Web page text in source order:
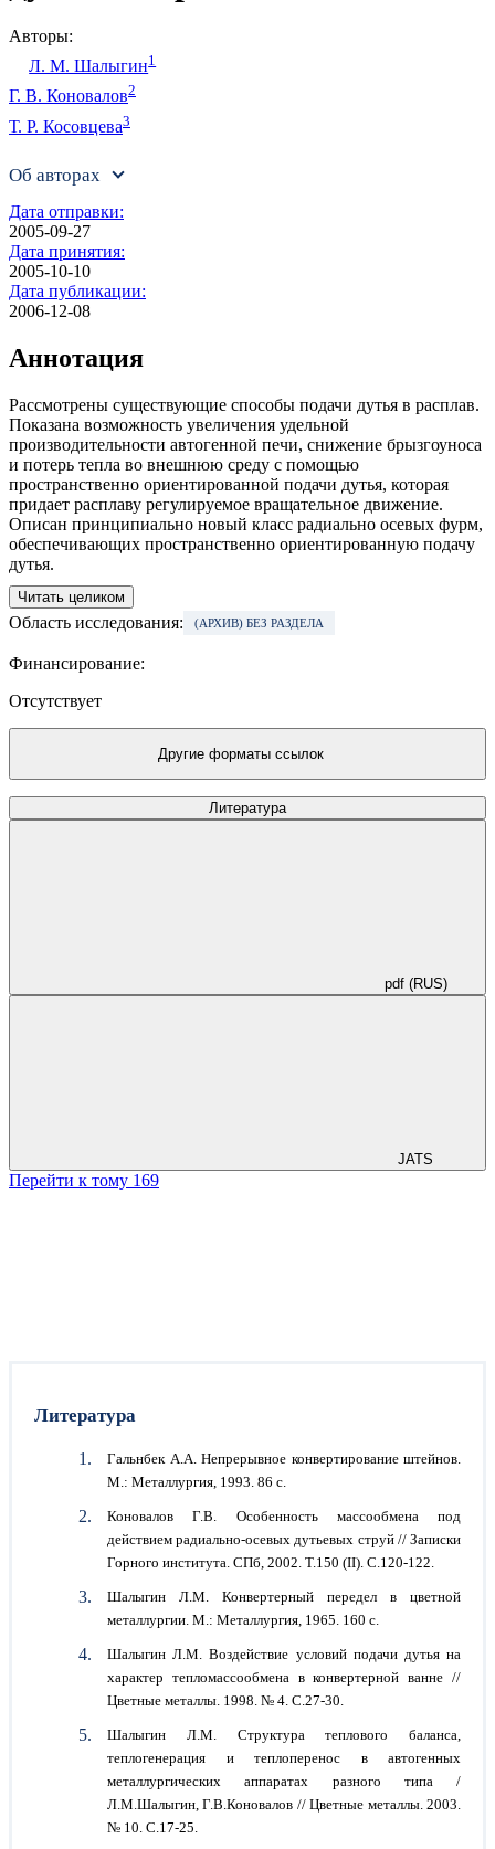
Авторы:
Л. М. Шалыгин1
Г. В. Коновалов2
Т. Р. Косовцева3
Об авторах
Дата отправки:
2005-09-27
Дата принятия:
2005-10-10
Дата публикации:
2006-12-08
Аннотация
Рассмотрены существующие способы подачи дутья в расплав.
Показана возможность увеличения удельной
производительности автогенной печи, снижение брызгоуноса
и потерь тепла во внешнюю среду с помощью
пространственно ориентированной подачи дутья, которая
придает расплаву регулируемое вращательное движение.
Описан принципиально новый класс радиально осевых фурм,
обеспечивающих пространственно ориентированную подачу
дутья.
Читать целиком
Область исследования: (АРХИВ) БЕЗ РАЗДЕЛА
Финансирование:
Отсутствует
Другие форматы ссылок
Литература
pdf (RUS)
JATS
Перейти к тому 169
Литература
Гальнбек А.А. Непрерывное конвертирование штейнов.
М.: Металлургия, 1993. 86 с.
Коновалов Г.В. Особенность массообмена под
действием радиально-осевых дутьевых струй // Записки
Горного института. СПб, 2002. Т.150 (II). С.120-122.
Шалыгин Л.М. Конвертерный передел в цветной
металлургии. М.: Металлургия, 1965. 160 с.
Шалыгин Л.М. Воздействие условий подачи дутья на
характер тепломассообмена в конвертерной ванне //
Цветные металлы. 1998. № 4. С.27-30.
Шалыгин Л.М. Структура теплового баланса,
теплогенерация и теплоперенос в автогенных
металлургических аппаратах разного типа /
Л.М.Шалыгин, Г.В.Коновалов // Цветные металлы. 2003.
№ 10. С.17-25.